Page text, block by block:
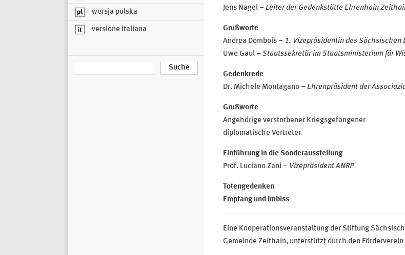
wersja polska
versione italiana
Jens Nagel – Leiter der Gedenkstätte Ehrenhain
Grußworte
Andrea Dombois – 1. Vizepräsidentin des Sächsischen
Uwe Gaul – Staatssekretär im Staatsministerium für
Gedenkrede
Dr. Michele Montagano – Ehrenpräsident der
Grußworte
Angehörige verstorbener Kriegsgefangener
diplomatische Vertreter
Einführung in die Sonderausstellung
Prof. Luciano Zani – Vizepräsident ANRP
Totengedenken
Empfang und Imbiss
Eine Kooperationsveranstaltung der Stiftung
Gemeinde Zeithain, unterstützt durch den